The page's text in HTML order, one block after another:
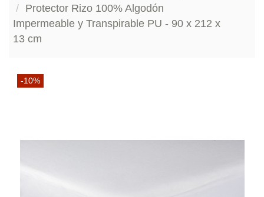
Protector Rizo 100% Algodón
Impermeable y Transpirable PU - 90 x 212 x
13 cm
-10%